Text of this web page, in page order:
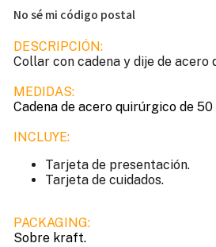
No sé mi código postal
DESCRIPCIÓN:
Collar con cadena y dije de acero
MEDIDAS:
Cadena de acero quirúrgico de 50
INCLUYE:
Tarjeta de presentación.
Tarjeta de cuidados.
PACKAGING:
Sobre kraft.